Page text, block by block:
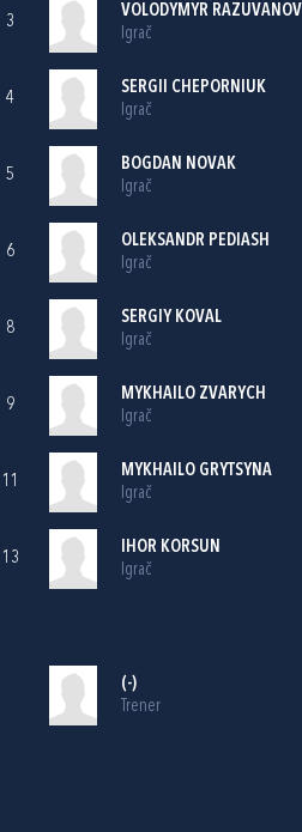
3
VOLODYMYR RAZUVANOV
Igrač
4
SERGII CHEPORNIUK
Igrač
5
BOGDAN NOVAK
Igrač
6
OLEKSANDR PEDIASH
Igrač
8
SERGIY KOVAL
Igrač
9
MYKHAILO ZVARYCH
Igrač
11
MYKHAILO GRYTSYNA
Igrač
13
IHOR KORSUN
Igrač
(-)
Trener